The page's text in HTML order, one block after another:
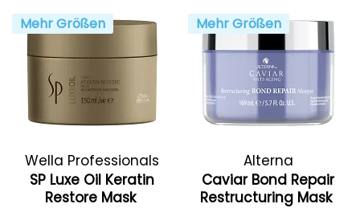
Mehr Größen
Wella Professionals
SP Luxe Oil Keratin
Restore Mask
Mehr Größen
Alterna
Caviar Bond Repair
Restructuring Mask